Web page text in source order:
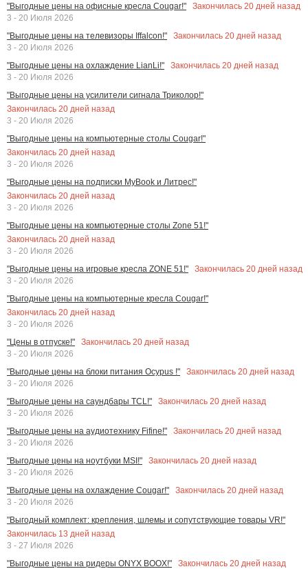
"Выгодные цены на офисные кресла Cougar!" Закончилась 20 дней назад
3 - 20 Июля 2026
"Выгодные цены на телевизоры Iffalcon!"
Закончилась 20 дней назад
3 - 20 Июля 2026
"Выгодные цены на охлаждение LianLi!"
Закончилась 20 дней назад
3 - 20 Июля 2026
"Выгодные цены на усилители сигнала Триколор!"
Закончилась 20 дней назад
3 - 20 Июля 2026
"Выгодные цены на компьютерные столы Cougar!"
Закончилась 20 дней назад
3 - 20 Июля 2026
"Выгодные цены на подписки MyBook и Литрес!"
Закончилась 20 дней назад
3 - 20 Июля 2026
"Выгодные цены на компьютерные столы Zone 51!"
Закончилась 20 дней назад
3 - 20 Июля 2026
"Выгодные цены на игровые кресла ZONE 51!"
Закончилась 20 дней назад
3 - 20 Июля 2026
"Выгодные цены на компьютерные кресла Cougar!"
Закончилась 20 дней назад
3 - 20 Июля 2026
"Цены в отпуске!"
Закончилась 20 дней назад
3 - 20 Июля 2026
"Выгодные цены на блоки питания Ocypus !"
Закончилась 20 дней назад
3 - 20 Июля 2026
"Выгодные цены на саундбары TCL!"
Закончилась 20 дней назад
3 - 20 Июля 2026
"Выгодные цены на аудиотехнику Fifine!"
Закончилась 20 дней назад
3 - 20 Июля 2026
"Выгодные цены на ноутбуки MSI!"
Закончилась 20 дней назад
3 - 20 Июля 2026
"Выгодные цены на охлаждение Cougar!"
Закончилась 20 дней назад
3 - 20 Июля 2026
"Выгодный комплект: крепления, шлемы и сопутствующие товары VR!"
Закончилась 13 дней назад
3 - 27 Июля 2026
"Выгодные цены на ридеры ONYX BOOX!"
Закончилась 20 дней назад